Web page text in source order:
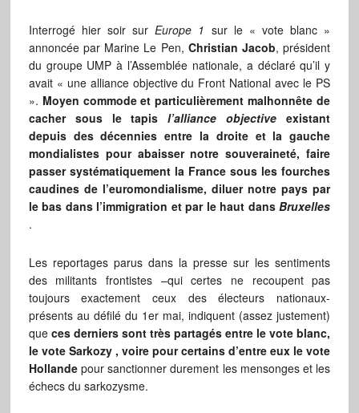
Interrogé hier soir surEurope 1 sur le « vote blanc »
annoncée par Marine Le Pen, Christian Jacob, président
du groupe UMP à l’Assemblée nationale, a déclaré qu’il y
avait « une alliance objective du Front National avec le PS
». Moyen commode et particulièrement malhonnête de
cacher sous le tapisl’alliance objective existant
depuis des décennies entre la droite et la gauche
mondialistes pour abaisser notre souveraineté, faire
passer systématiquement la France sous les fourches
caudines de l’euromondialisme, diluer notre pays par
le bas dans l’immigration et par le haut dansBruxelles
.
Les reportages parus dans la presse sur les sentiments
des militants frontistes –qui certes ne recoupent pas
toujours exactement ceux des électeurs nationaux-
présents au défilé du 1er mai, indiquent (assez justement)
que ces derniers sont très partagés entre le vote blanc,
le vote Sarkozy , voire pour certains d’entre eux le vote
Hollandepour sanctionner durement les mensonges et les
échecs du sarkozysme.